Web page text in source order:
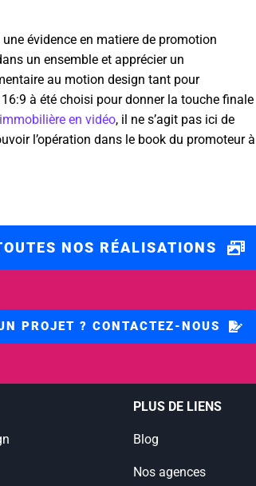
évidence en matiere de promotion
un ensemble et apprécier un
au motion design tant pour
à été choisi pour donner la touche finale
en vidéo, il ne s’agit pas ici de
l’opération dans le book du promoteur à
NOS RÉALISATIONS
PROJET ? CONTACTEZ-NOUS
PLUS DE LIENS
Blog
Nos agences